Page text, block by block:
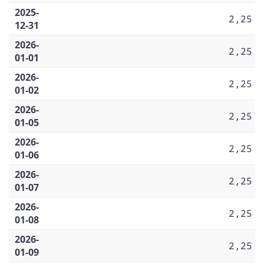
2025-
12-31
2,25
2026-
01-01
2,25
2026-
01-02
2,25
2026-
01-05
2,25
2026-
01-06
2,25
2026-
01-07
2,25
2026-
01-08
2,25
2026-
01-09
2,25